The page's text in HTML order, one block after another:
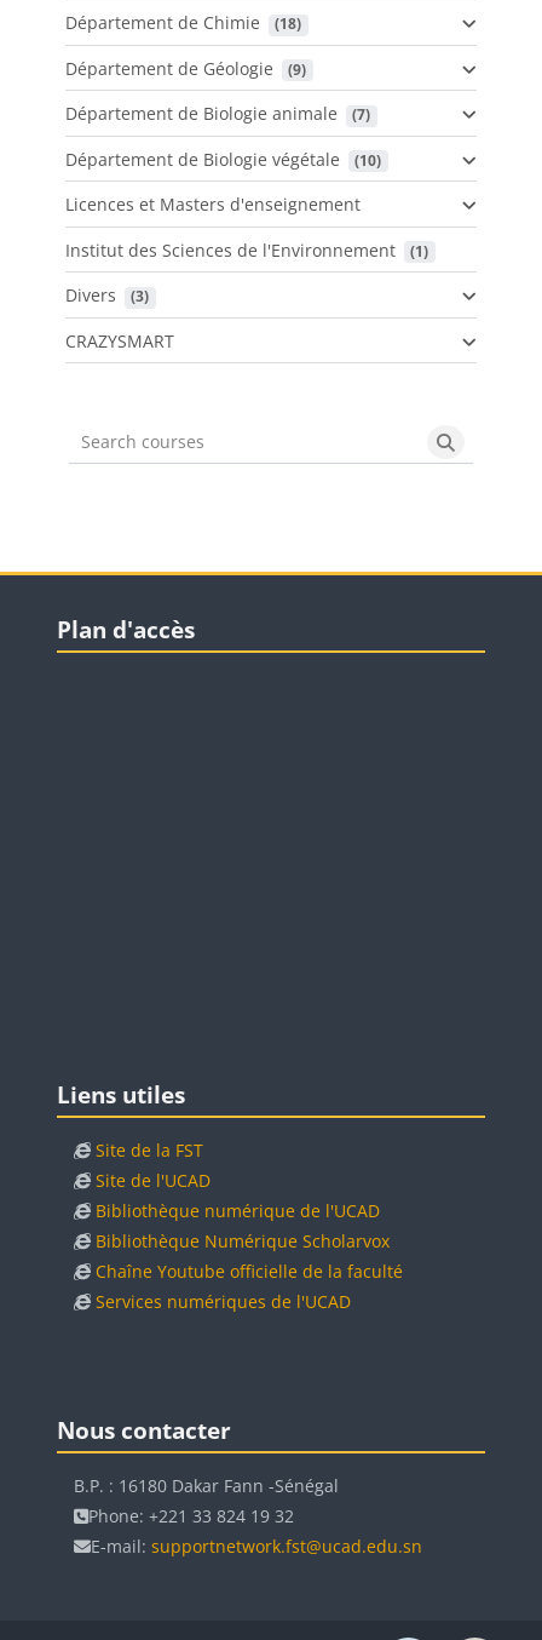
Département de Chimie (18)
Département de Géologie (9)
Département de Biologie animale (7)
Département de Biologie végétale (10)
Licences et Masters d'enseignement
Institut des Sciences de l'Environnement
(1)
Divers (3)
CRAZYSMART
Search courses Search
Blocs
Plan d'accès
Blocs
Liens utiles
Site de la FST
Site de l'UCAD
Bibliothèque numérique de l'UCAD
Bibliothèque Numérique Scholarvox
Chaîne Youtube officielle de la faculté
Services numériques de l'UCAD
Blocs
Nous contacter
B.P. : 16180 Dakar Fann -Sénégal
Phone: +221 33 824 19 32
E-mail: supportnetwork.fst@ucad.edu.sn